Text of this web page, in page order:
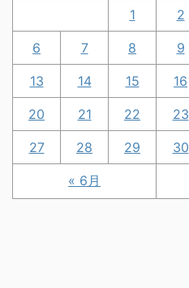
« 6月
1 2
6 7 8 9
13 14 15 16
20 21 22 23
27 28 29 30